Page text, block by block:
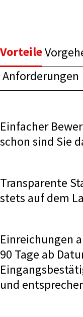
Vorteile
Anforderungen
Einfacher
schon sind Sie
Transparente
stets auf dem
Einreichungen
90 Tage ab
und